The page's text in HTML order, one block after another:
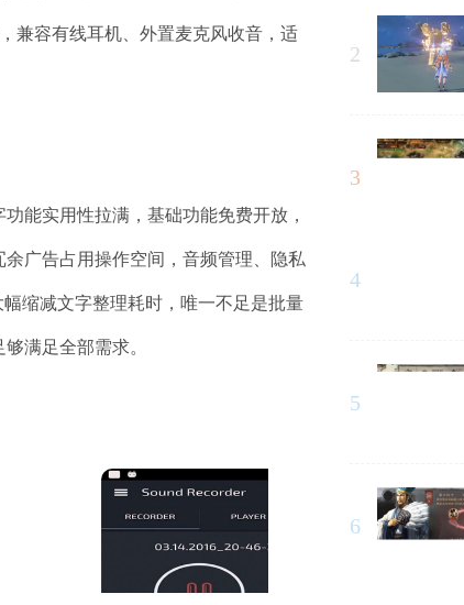
兼容有线耳机、外置麦克风收音，适
能实用性拉满，基础功能免费开放，
广告占用操作空间，音频管理、隐私
缩减文字整理耗时，唯一不足是批量
满足全部需求。
2
3
4
5
6